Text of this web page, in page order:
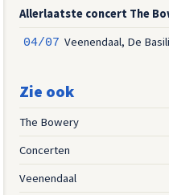
Allerlaatste concert The
04/07 Veenendaal, De
Zie ook
The Bowery
Concerten
Veenendaal